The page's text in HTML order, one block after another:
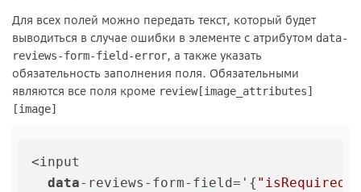
Для всех полей можно передать текст, который будет
выводиться в случае ошибки в элементе с атрибутом data-
reviews-form-field-error, а также указать
обязательность заполнения поля. Обязательными
являются все поля кроме review[image_attributes]
[image]
<input
data-reviews-form-field='{ "isRequired"